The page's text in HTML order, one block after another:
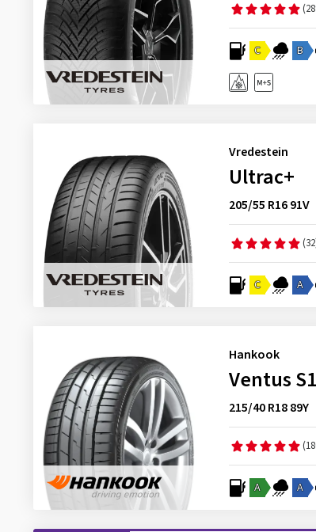
C B
Vredestein
Ultrac+
205/55 R16 91V
C A
Hankook
Ventus
215/40 R18 89Y
A A